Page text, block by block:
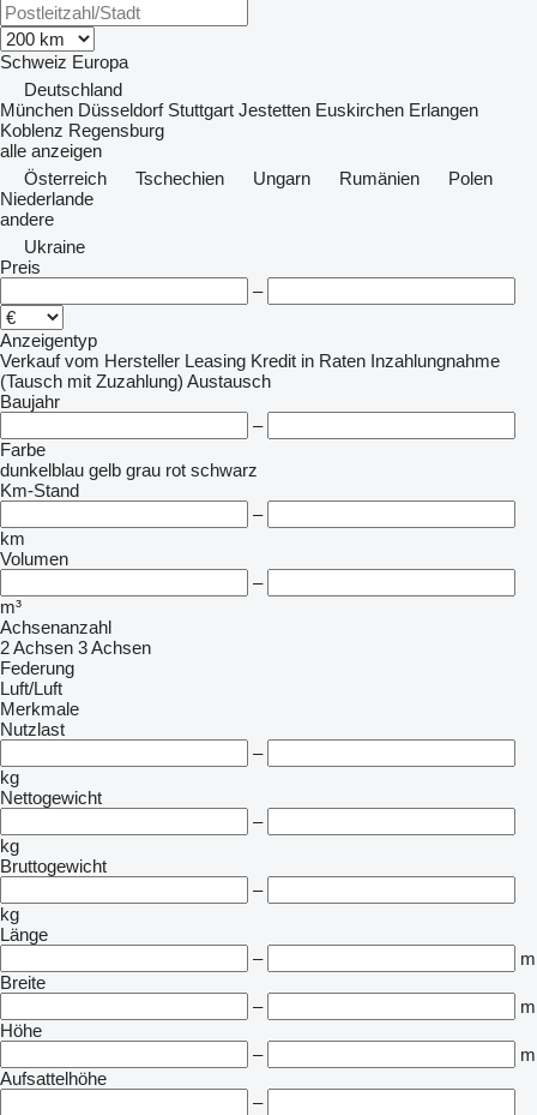
Schweiz Europa
Deutschland
München Düsseldorf Stuttgart Jestetten Euskirchen Erlangen
Koblenz Regensburg
alle anzeigen
Österreich
Tschechien Ungarn Rumänien
Polen
Niederlande
andere
Ukraine
Preis
–
Anzeigentyp
Verkauf vom Hersteller Leasing Kredit in Raten Inzahlungnahme
(Tausch mit Zuzahlung) Austausch
Baujahr
–
Farbe
dunkelblau gelb grau rot schwarz
Km-Stand
–
km
Volumen
–
m³
Achsenanzahl
2 Achsen 3 Achsen
Federung
Luft/Luft
Merkmale
Nutzlast
–
kg
Nettogewicht
–
kg
Bruttogewicht
–
kg
Länge
–
m
Breite
–
m
Höhe
–
m
Aufsattelhöhe
–